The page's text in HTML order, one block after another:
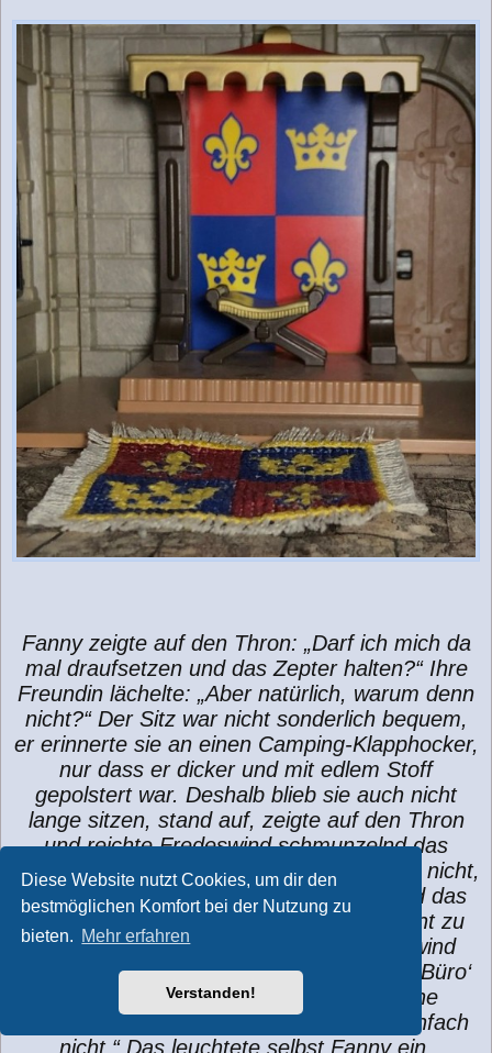
Diese Website nutzt Cookies, um dir den
bestmöglichen Komfort bei der Nutzung zu
bieten. Mehr erfahren
Verstanden!
Fanny zeigte auf den Thron: „Darf ich mich da
mal draufsetzen und das Zepter halten?“ Ihre
Freundin lächelte: „Aber natürlich, warum denn
nicht?“ Der Sitz war nicht sonderlich bequem,
er erinnerte sie an einen Camping-Klapphocker,
nur dass er dicker und mit edlem Stoff
gepolstert war. Deshalb blieb sie auch nicht
lange sitzen, stand auf, zeigte auf den Thron
und reichte Fredeswind schmunzelnd das
Zepter: „Naja, besonders bequem ist er ja nicht,
aber es ist wohl Gewöhnungssache. Und das
Szepter, so schön es auch ist, passt nicht zu
mir, zu dir dafür umso besser.“ Fredeswind
lachte: „Schließlich ist das hier nur mein ‚Büro‘
und nicht das Wohnzimmer, und solche
Polstermöbel wie bei euch gibt es hier einfach
nicht.“ Das leuchtete selbst Fanny ein.